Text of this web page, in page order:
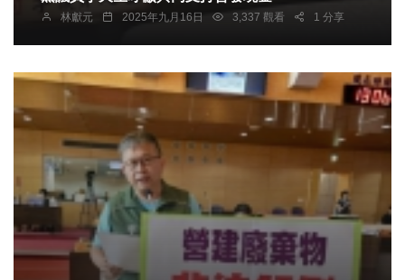
林獻元 2025年九月16日 3,337 觀看 1 分享